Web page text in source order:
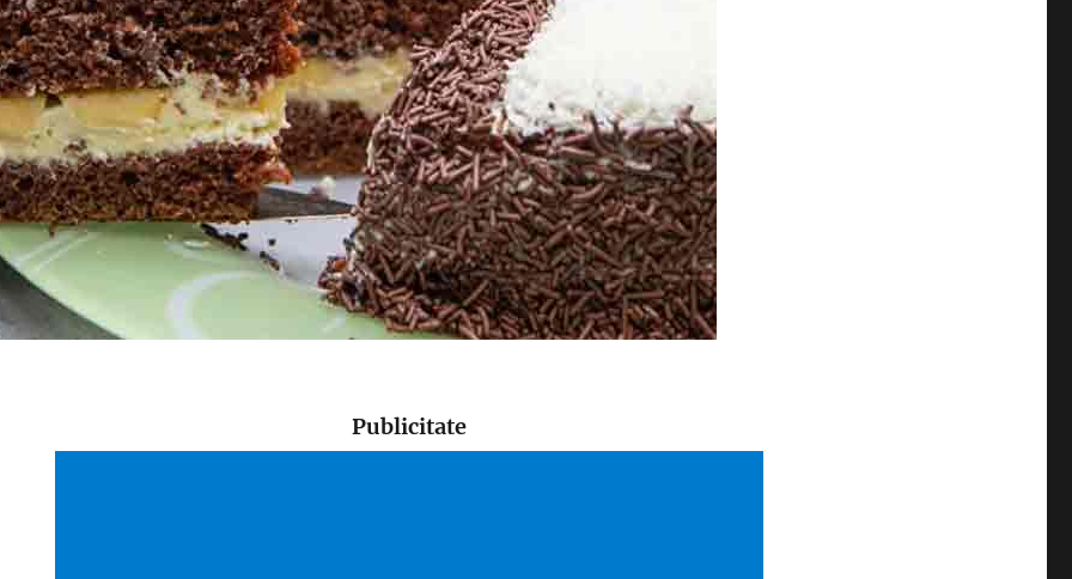
Publicitate